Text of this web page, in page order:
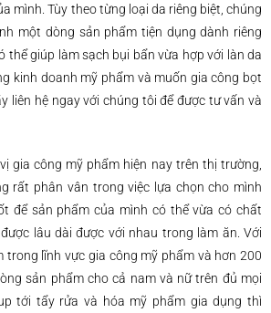
mình. Tùy theo từng loại da riêng biệt, chúng
một dòng sản phẩm tiện dụng dành riêng
thể giúp làm sạch bụi bẩn vừa hợp với làn da
kinh doanh mỹ phẩm và muốn gia công bọt
liên hệ ngay với chúng tôi để được tư vấn và
gia công mỹ phẩm hiện nay trên thị trường,
rất phân vân trong việc lựa chọn cho mình
để sản phẩm của mình có thể vừa có chất
lâu dài được với nhau trong làm ăn. Với
trong lĩnh vực gia công mỹ phẩm và hơn 200
sản phẩm cho cả nam và nữ trên đủ mọi
tới tẩy rửa và hóa mỹ phẩm gia dụng thì